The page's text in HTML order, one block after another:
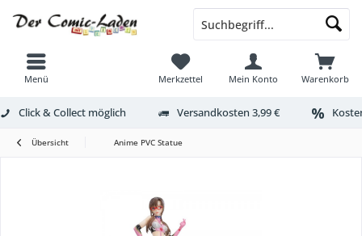
Menü Warenkorb
Merkzettel Mein Konto
Click & Collect möglich Versandkosten 3,99 €
Übersicht Anime PVC Statue